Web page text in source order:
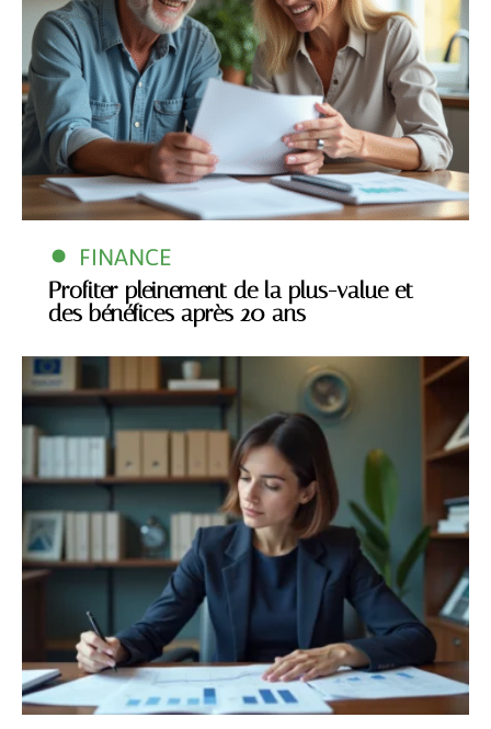
FINANCE
Profiter pleinement de la plus-value et
des bénéfices après 20 ans